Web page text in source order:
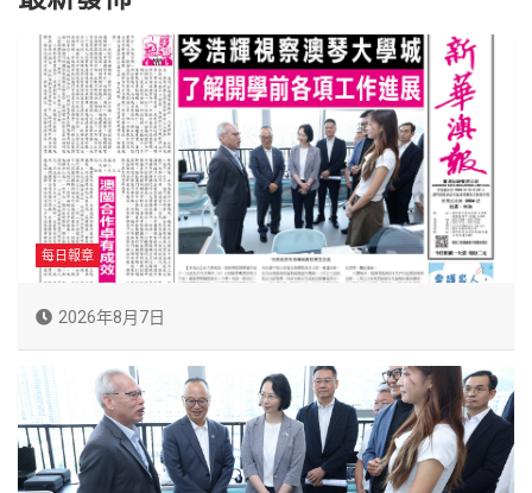
每日報章
2026年8月7日